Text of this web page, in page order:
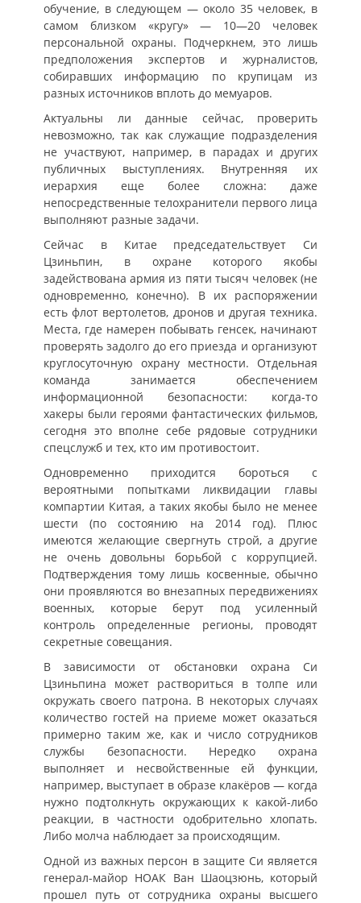
обучение, в следующем — около 35 человек, в
самом близком «кругу» — 10—20 человек
персональной охраны. Подчеркнем, это лишь
предположения экспертов и журналистов,
собиравших информацию по крупицам из
разных источников вплоть до мемуаров.
Актуальны ли данные сейчас, проверить
невозможно, так как служащие подразделения
не участвуют, например, в парадах и других
публичных выступлениях. Внутренняя их
иерархия еще более сложна: даже
непосредственные телохранители первого лица
выполняют разные задачи.
Сейчас в Китае председательствует Си
Цзиньпин, в охране которого якобы
задействована армия из пяти тысяч человек (не
одновременно, конечно). В их распоряжении
есть флот вертолетов, дронов и другая техника.
Места, где намерен побывать генсек, начинают
проверять задолго до его приезда и организуют
круглосуточную охрану местности. Отдельная
команда занимается обеспечением
информационной безопасности: когда-то
хакеры были героями фантастических фильмов,
сегодня это вполне себе рядовые сотрудники
спецслужб и тех, кто им противостоит.
Одновременно приходится бороться с
вероятными попытками ликвидации главы
компартии Китая, а таких якобы было не менее
шести (по состоянию на 2014 год). Плюс
имеются желающие свергнуть строй, а другие
не очень довольны борьбой с коррупцией.
Подтверждения тому лишь косвенные, обычно
они проявляются во внезапных передвижениях
военных, которые берут под усиленный
контроль определенные регионы, проводят
секретные совещания.
В зависимости от обстановки охрана Си
Цзиньпина может раствориться в толпе или
окружать своего патрона. В некоторых случаях
количество гостей на приеме может оказаться
примерно таким же, как и число сотрудников
службы безопасности. Нередко охрана
выполняет и несвойственные ей функции,
например, выступает в образе клакёров — когда
нужно подтолкнуть окружающих к какой-либо
реакции, в частности одобрительно хлопать.
Либо молча наблюдает за происходящим.
Одной из важных персон в защите Си является
генерал-майор НОАК Ван Шаоцзюнь, который
прошел путь от сотрудника охраны высшего